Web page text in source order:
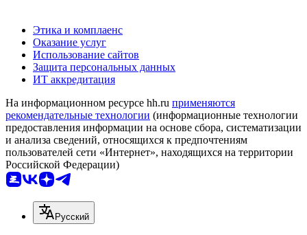
Этика и комплаенс
Оказание услуг
Использование сайтов
Защита персональных данных
ИТ аккредитация
На информационном ресурсе hh.ru применяются
рекомендательные технологии (информационные технологии
предоставления информации на основе сбора, систематизации
и анализа сведений, относящихся к предпочтениям
пользователей сети «Интернет», находящихся на территории
Российской Федерации)
Русский